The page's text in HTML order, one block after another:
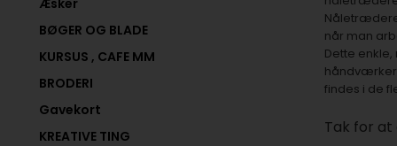
Æsker
BØGER OG BLADE
KURSUS , CAFE MM
BRODERI
Gavekort
KREATIVE TING
når man
Dette
findes i de
Tak for at